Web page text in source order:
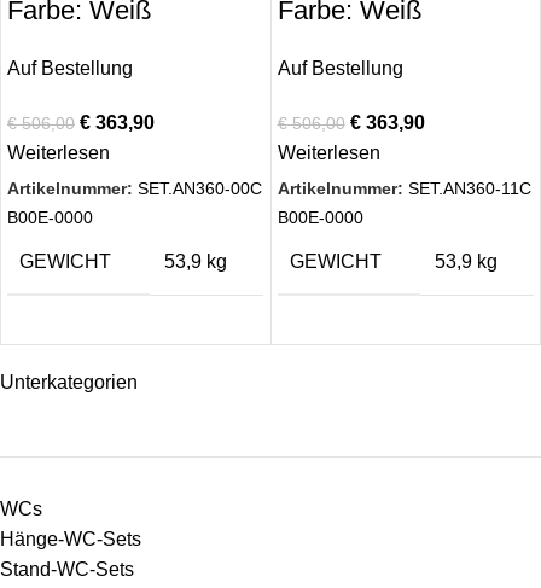
Unterkategorien
WCs
Hänge-WC-Sets
Stand-WC-Sets
Farbe: Weiß
Auf Bestellung
€506,00 € 363,90
Weiterlesen
Artikelnummer: SET.AN360-00C
B00E-0000
GEWICHT 53,9 kg
Farbe: Weiß
Auf Bestellung
€506,00 €363,90
Weiterlesen
Artikelnummer: SET.AN360-11C
B00E-0000
GEWICHT 53,9 kg